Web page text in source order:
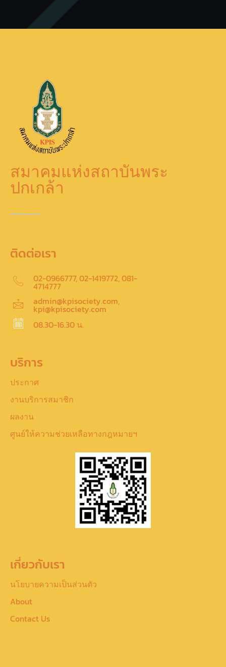
สมาคมแห่งสถาบันพระ
ปกเกล้า
ติดต่อเรา
02-0966777, 02-1419772, 081-
4714777
admin@kpisociety.com,
kpi@kpisociety.com
08.30-16.30 น.
บริการ
ประกาศ
งานบริการสมาชิก
ผลงาน
ศูนย์ให้ความช่วยเหลือทางกฎหมายฯ
เกี่ยวกับเรา
นโยบายความเป็นส่วนตัว
About
Contact Us